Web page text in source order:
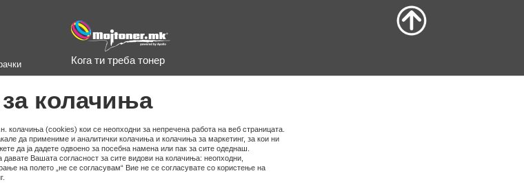
колачиња
колачиња (cookies) кои се неопходни за непречена работа на веб страницата.
да примениме и аналитички колачиња и колачиња за маркетинг, за кои ни
да ја дадете одвоено за посебна намена или пак за сите одеднаш.
Вашата согласност за сите видови на колачиња: неопходни,
на полето „не се согласувам“ Вие не се согласувате со користење на
Кога ти треба тонер